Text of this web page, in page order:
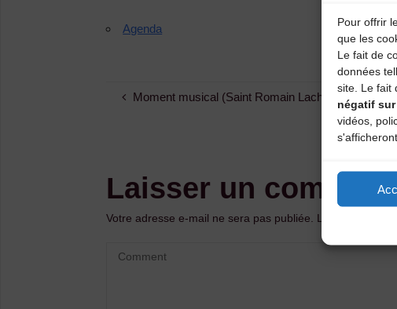
Pour offrir
que les
Le fait de
données
site. Le fait
négatif
vidéos,
Agenda
Moment musical (Saint Romain Lachalm)
Laisser un
Votre adresse e-mail ne sera pas publiée. Les champs